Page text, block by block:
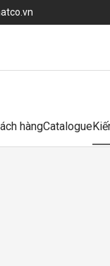
hàngCatalogue